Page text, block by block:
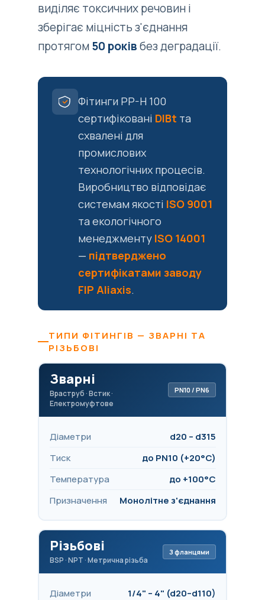
виділяє токсичних речовин і
зберігає міцність з'єднання
протягом50 роківбез деградації.
Фітинги PP-H 100
сертифіковані DIBt та
схвалені для
промислових
технологічних процесів.
Виробництво відповідає
системам якості ISO 9001
та екологічного
менеджменту ISO 14001
— підтверджено
сертифікатами заводу
FIP Aliaxis.
ТИПИ ФІТИНГІВ — ЗВАРНІ ТА
РІЗЬБОВІ
Зварні
Враструб · Встик ·
Електромуфтове
PN10 / PN6
Діаметри
d20 – d315
Тиск
до PN10 (+20°C)
Температура
до +100°C
Призначення
Монолітне з'єднання
Різьбові
BSP · NPT · Метрична різьба
З фланцями
Діаметри
1/4" – 4" (d20–d110)